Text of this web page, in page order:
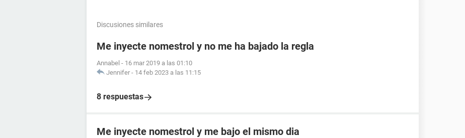
Discusiones similares
Me inyecte nomestrol y no me ha bajado la regla
Annabel - 16 mar 2019 a las 01:10
Jennifer - 14 feb 2023 a las 11:15
8 respuestas
Me inyecte nomestrol y me bajo el mismo dia